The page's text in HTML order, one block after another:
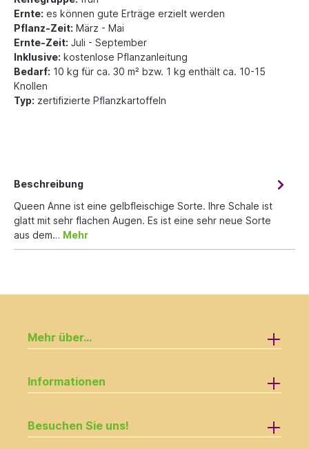
Ernte: es können gute Erträge erzielt werden
Pflanz-Zeit: März - Mai
Ernte-Zeit: Juli - September
Inklusive: kostenlose Pflanzanleitung
Bedarf: 10 kg für ca. 30 m² bzw. 1 kg enthält ca. 10-15
Knollen
Typ: zertifizierte Pflanzkartoffeln
Beschreibung
Queen Anne ist eine gelbfleischige Sorte. Ihre Schale ist
glatt mit sehr flachen Augen. Es ist eine sehr neue Sorte
aus dem… Mehr
Mehr über...
Informationen
Besuchen Sie uns!